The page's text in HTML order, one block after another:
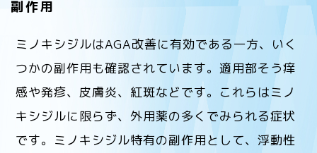
副作用
ミノキシジルはAGA改善に有効である一方、いく
つかの副作用も確認されています。適用部そう痒
感や発疹、皮膚炎、紅斑などです。これらはミノ
キシジルに限らず、外用薬の多くでみられる症状
です。ミノキシジル特有の副作用として、浮動性